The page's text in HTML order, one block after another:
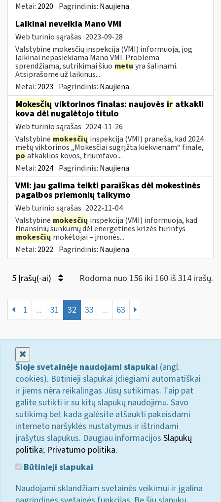
Metai: 2020 Pagrindinis: Naujiena
Laikinai neveikia Mano VMI
Web turinio sąrašas 2023-09-28
Valstybinė mokesčių inspekcija (VMI) informuoja, jog
laikinai nepasiekiama Mano VMI. Problema
sprendžiama, sutrikimai šiuo metu yra šalinami.
Atsiprašome už laikinus...
Metai: 2023 Pagrindinis: Naujiena
Mokesčių viktorinos finalas: naujovės ir atkakli
kova dėl nugalėtojo titulo
Web turinio sąrašas 2024-11-26
Valstybinė mokesčių inspekcija (VMI) praneša, kad 2024
metų viktorinos „Mokesčiai sugrįžta kiekvienam“ finale,
po atkaklios kovos, triumfavo...
Metai: 2024 Pagrindinis: Naujiena
VMI: jau galima teikti paraiškas dėl mokestinės
pagalbos priemonių taikymo
Web turinio sąrašas 2022-11-04
Valstybinė mokesčių inspekcija (VMI) informuoja, kad
finansinių sunkumų dėl energetinės krizės turintys
mokesčių mokėtojai – įmonės...
Metai: 2022 Pagrindinis: Naujiena
5 Įrašų(-ai) Rodoma nuo 156 iki 160 iš 314 irašų.
1 ... 31 32 33 ... 63
Šioje svetainėje naudojami slapukai (angl.
cookies). Būtinieji slapukai įdiegiami automatiškai
ir jiems nėra reikalingas Jūsų sutikimas. Taip pat
galite sutikti ir su kitų slapukų naudojimu. Savo
sutikimą bet kada galėsite atšaukti pakeisdami
interneto naršyklės nustatymus ir ištrindami
įrašytus slapukus. Daugiau informacijos Slapukų
politika; Privatumo politika.
Būtinieji slapukai
Naudojami sklandžiam svetainės veikimui ir įgalina